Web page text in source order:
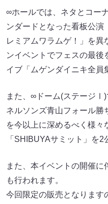
∞ホールでは、ネタとコー
ンダードとなった看板公
レミアムワラムゲ！」を異
ンイベントでフェスの最後
イブ「ムゲンダイニキ全員
また、∞ドーム(ステージⅠ)
ネルソンズ青山フォール勝
を今以上に深めるべく様々
「SHIBUYAサミット」を2
また、本イベントの開催
も行われます。
今回限定の販売となります